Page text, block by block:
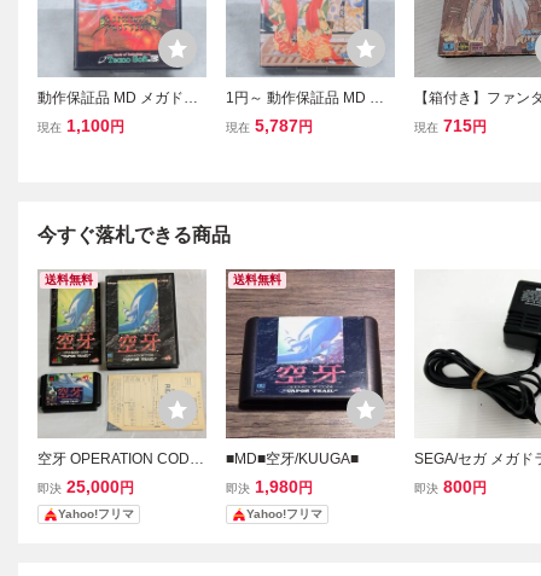
動作保証品 MD メガドラ
イブ エレメンタル マスタ
現在 1,100円
1円～ 動作保証品 MD メ
ガドライブ 魔王連獅子 箱
現在 5,787円
【箱付き】ファン
スター2 メガドラ
現在 715円
今すぐ落札できる商品
送料無料
空牙 OPERATION CODE
VAPOR TRAIL メガドラ
イブ 箱説ハガキ付
即決 25,000円
Yahoo!フリマ
送料無料
■MD■空牙/KUUGA■
即決 1,980円
Yahoo!フリマ
SEGA/セガ メガド
2 純正品ACアダプ
即決 800円